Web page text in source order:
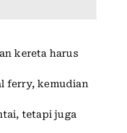
kereta harus
ferry, kemudian
tetapi juga